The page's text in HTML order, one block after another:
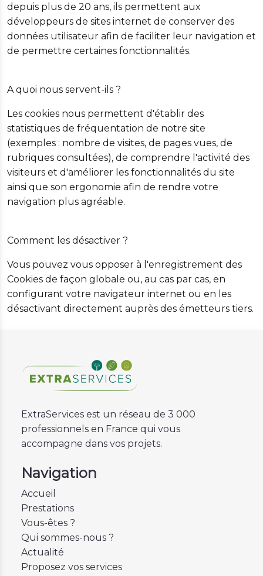
depuis plus de 20 ans, ils permettent aux
développeurs de sites internet de conserver des
données utilisateur afin de faciliter leur navigation et
de permettre certaines fonctionnalités.
A quoi nous servent-ils ?
Les cookies nous permettent d'établir des
statistiques de fréquentation de notre site
(exemples : nombre de visites, de pages vues, de
rubriques consultées), de comprendre l'activité des
visiteurs et d'améliorer les fonctionnalités du site
ainsi que son ergonomie afin de rendre votre
navigation plus agréable.
Comment les désactiver ?
Vous pouvez vous opposer à l'enregistrement des
Cookies de façon globale ou, au cas par cas, en
configurant votre navigateur internet ou en les
désactivant directement auprès des émetteurs tiers.
ExtraServices est un réseau de 3 000
professionnels en France qui vous
accompagne dans vos projets.
Navigation
Accueil
Prestations
Vous-êtes ?
Qui sommes-nous ?
Actualité
Proposez vos services